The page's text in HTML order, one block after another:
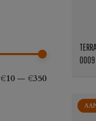
Min.
Max.
€10— €350
0009